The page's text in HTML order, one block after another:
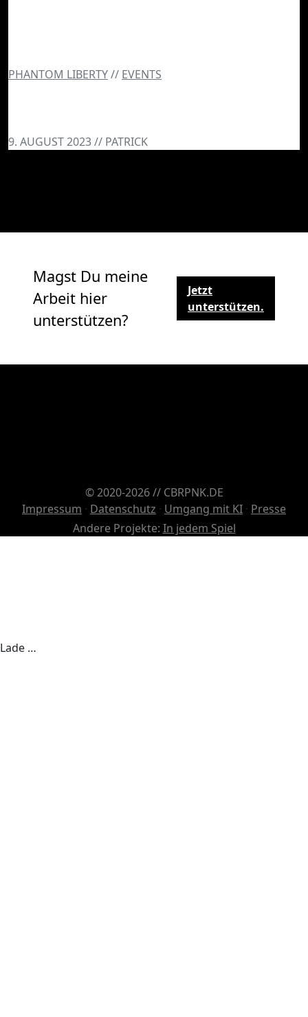
PHANTOM LIBERTY// EVENTS
9. AUGUST 2023 // PATRICK
Magst Du meine
Arbeit hier
unterstützen?
Jetzt
unterstützen.
© 2020-2026 // CBRPNK.DE
Impressum · Datenschutz · Umgang mit KI · Presse
Andere Projekte: In jedem Spiel
Lade …